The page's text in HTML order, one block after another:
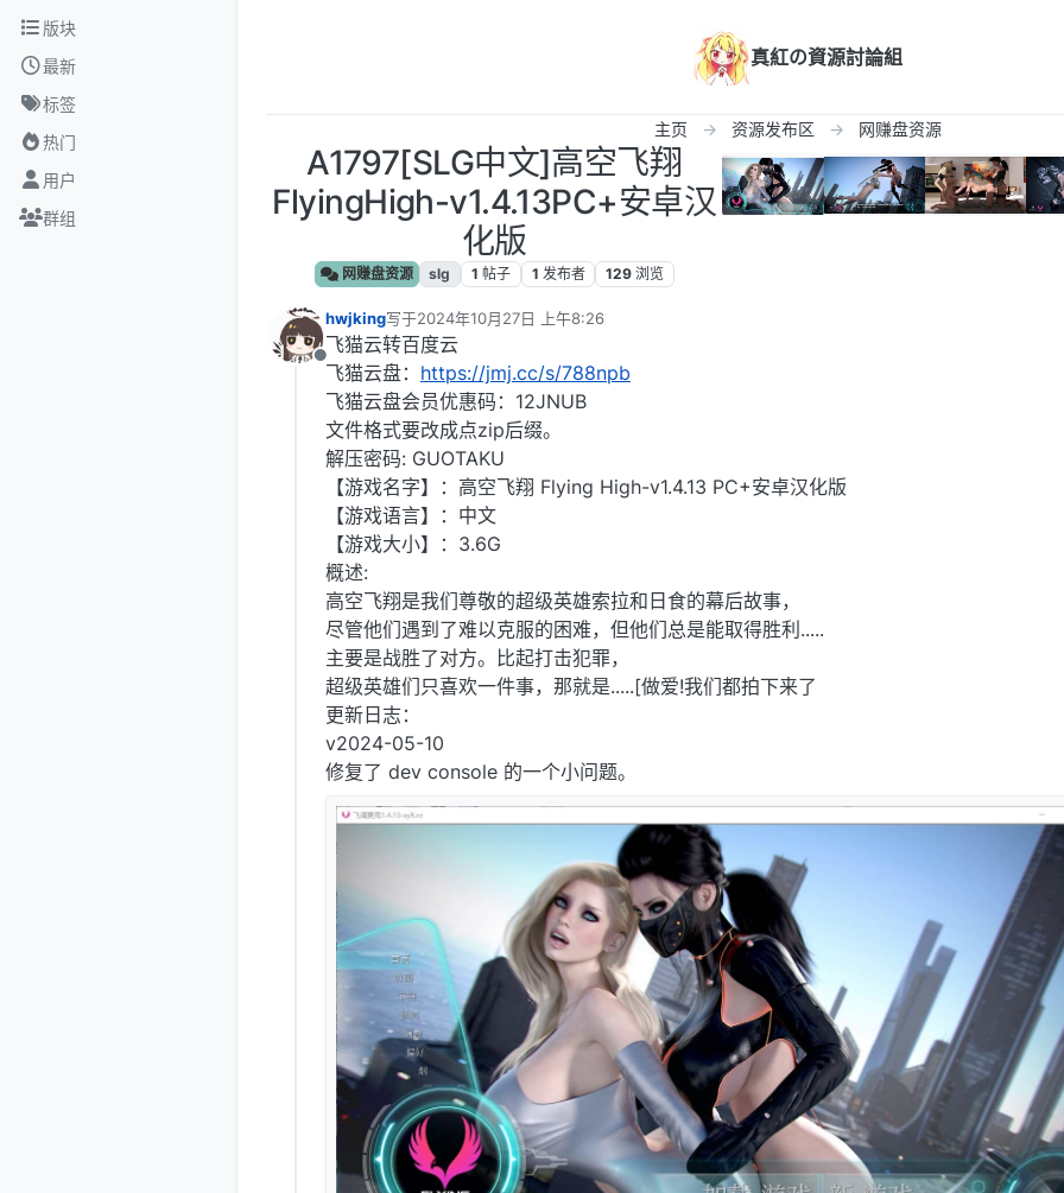
跳转至内容
版块
最新
标签
热门
用户
群组
真紅の資源討論組
主页 资源发布区 网赚盘资源
A1797[SLG中文]高空飞翔
FlyingHigh-v1.4.13PC+安卓汉
化版
网赚盘资源 slg 1 帖子 1 发布者 129 浏览
离线
hwjking写于2024年10月27日 上午8:26
最后由 编辑
飞猫云转百度云
飞猫云盘： https://jmj.cc/s/788npb
飞猫云盘会员优惠码：12JNUB
文件格式要改成点zip后缀。
解压密码: GUOTAKU
【游戏名字】：高空飞翔 Flying High-v1.4.13 PC+安卓汉化版
【游戏语言】：中文
【游戏大小】：3.6G
概述:
高空飞翔是我们尊敬的超级英雄索拉和日食的幕后故事，
尽管他们遇到了难以克服的困难，但他们总是能取得胜利.....
主要是战胜了对方。比起打击犯罪，
超级英雄们只喜欢一件事，那就是.....[做爱!我们都拍下来了
更新日志：
v2024-05-10
修复了 dev console 的一个小问题。